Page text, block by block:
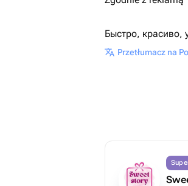
Быстро, красиво,
Przetłumacz na